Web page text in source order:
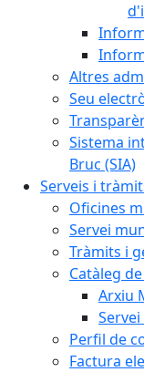
Altres
Seu
Sistema
Bruc (SIA)
Serveis i
Oficines
Servei
Tràmits i
Catàleg
Arxiu
Perfil de
Factura